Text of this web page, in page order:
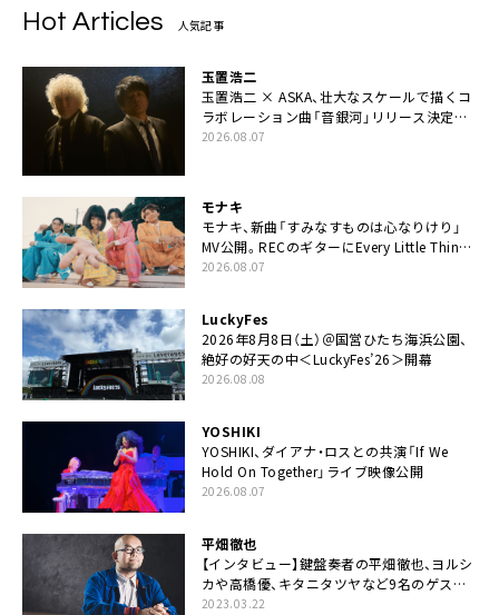
Hot Articles 人気記事
玉置浩二
玉置浩二 × ASKA、壮大なスケールで描くコ
ラボレーション曲「音銀河」リリース決定。
カップリングには新曲「命の宿り」収録も
2026.08.07
モナキ
モナキ、新曲「すみなすものは心なりけり」
MV公開。RECのギターにEvery Little Thing・
伊藤一朗参加も
2026.08.07
LuckyFes
2026年8月8日（土）＠国営ひたち海浜公園、
絶好の好天の中＜LuckyFes’26＞開幕
2026.08.08
YOSHIKI
YOSHIKI、ダイアナ・ロスとの共演「If We
Hold On Together」ライブ映像公開
2026.08.07
平畑徹也
【インタビュー】鍵盤奏者の平畑徹也、ヨルシ
カや高橋優、キタニタツヤなど9名のゲスト
を迎えた初アルバムに音楽人生の総括「自分
2023.03.22